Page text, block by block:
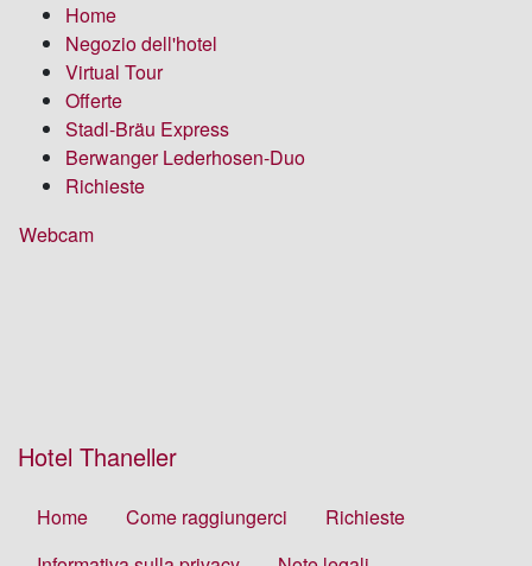
Home
Negozio dell'hotel
Virtual Tour
Offerte
Stadl-Bräu Express
Berwanger Lederhosen-Duo
Richieste
Webcam
Hotel Thaneller
Home Come raggiungerci
Richieste